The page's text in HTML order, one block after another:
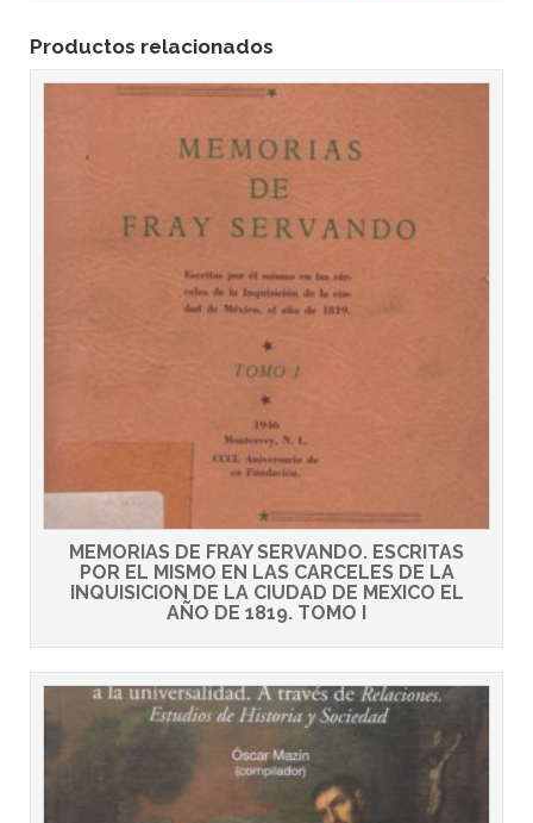
Productos relacionados
MEMORIAS DE FRAY SERVANDO. ESCRITAS
POR EL MISMO EN LAS CARCELES DE LA
INQUISICION DE LA CIUDAD DE MEXICO EL
AÑO DE 1819. TOMO I